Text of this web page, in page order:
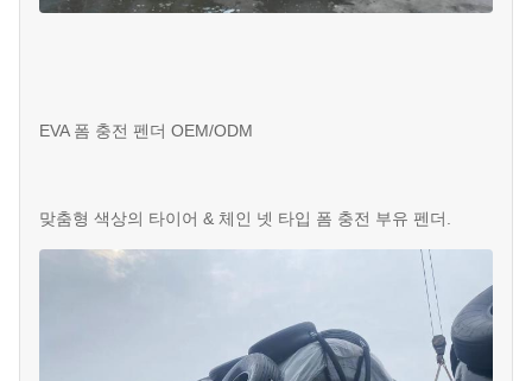
EVA 폼 충전 펜더 OEM/ODM
맞춤형 색상의 타이어 & 체인 넷 타입 폼 충전 부유 펜더.